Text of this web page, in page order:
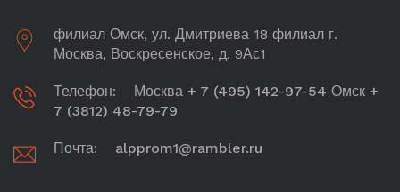
филиал Омск, ул. Дмитриева 18 филиал г.
Москва, Воскресенское, д. 9Ас1
Телефон: Москва + 7 (495) 142-97-54 Омск +
7 (3812) 48-79-79
Почта: alpprom1@rambler.ru